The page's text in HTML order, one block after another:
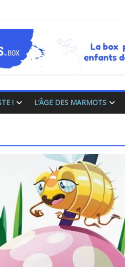
! L’ÂGE DES MARMOTS